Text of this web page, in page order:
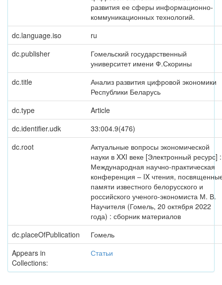
развития ее сферы информационно-
коммуникационных технологий.
dc.language.iso
ru
dc.publisher
Гомельский государственный
университет имени Ф.Скорины
dc.title
Анализ развития цифровой экономики
Республики Беларусь
dc.type
Article
dc.identifier.udk
33:004.9(476)
dc.root
Актуальные вопросы экономической
науки в XXI веке [Электронный ресурс] :
Международная научно-практическая
конференция – IX чтения,
памяти известного белорусского и
российского ученого-экономиста М. В.
Научителя (Гомель, 20 октября 2022
года) : сборник материалов
dc.placeOfPublication
Гомель
Appears in
Collections:
Статьи